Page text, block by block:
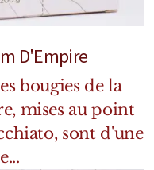
D'Empire
bougies de la
mises au point
sont d'une